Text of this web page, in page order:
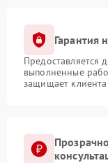
Гарантия
Предоставляется
выполненные
защищает